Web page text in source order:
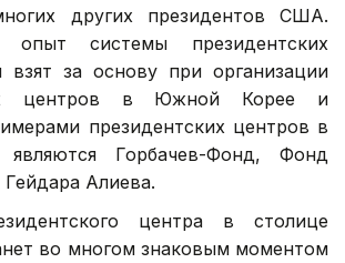
других президентов США.
опыт системы президентских
взят за основу при организации
центров в Южной Корее и
президентских центров в
Горбачев-Фонд, Фонд
Алиева.
центра в столице
во многом знаковым моментом